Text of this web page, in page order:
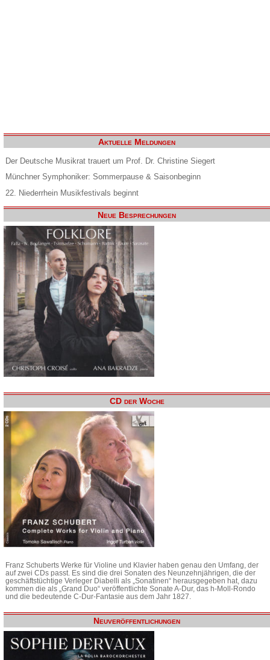
Aktuelle Meldungen
Der Deutsche Musikrat trauert um Prof. Dr. Christine Siegert
Münchner Symphoniker: Sommerpause & Saisonbeginn
22. Niederrhein Musikfestivals beginnt
Neue Besprechungen
CD der Woche
Franz Schuberts Werke für Violine und Klavier haben genau den Umfang, der
auf zwei CDs passt. Es sind die drei Sonaten des Neunzehnjährigen, die der
geschäftstüchtige Verleger Diabelli als „Sonatinen“ herausgegeben hat, dazu
kommen die als „Grand Duo“ veröffentlichte Sonate A-Dur, das h-Moll-Rondo
und die bedeutende C-Dur-Fantasie aus dem Jahr 1827.
Neuveröffentlichungen